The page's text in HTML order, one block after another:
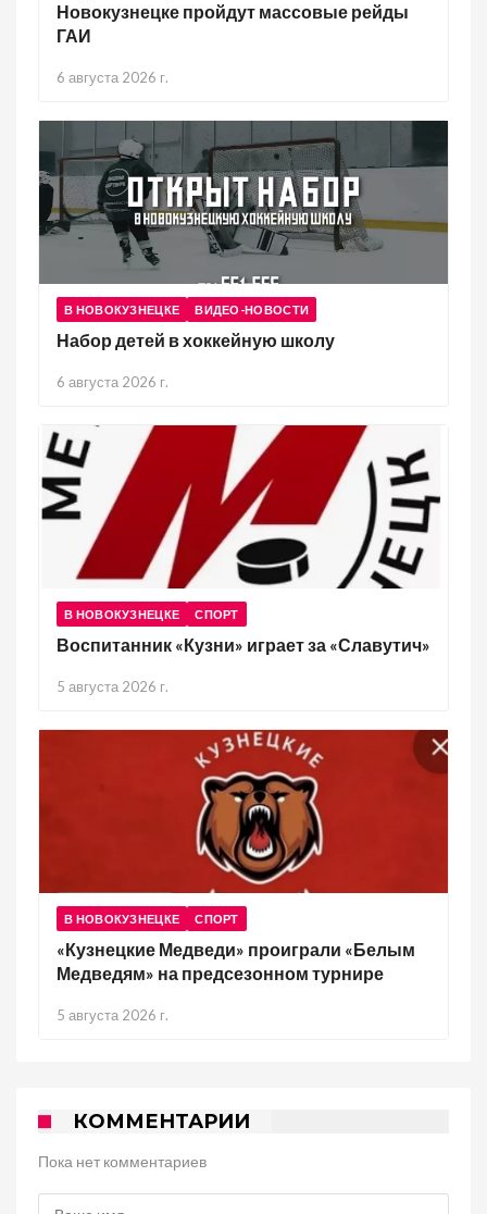
Новокузнецке пройдут массовые рейды
ГАИ
6 августа 2026 г.
В НОВОКУЗНЕЦКЕ ВИДЕО-НОВОСТИ
Набор детей в хоккейную школу
6 августа 2026 г.
В НОВОКУЗНЕЦКЕ СПОРТ
Воспитанник «Кузни» играет за «Славутич»
5 августа 2026 г.
В НОВОКУЗНЕЦКЕ СПОРТ
«Кузнецкие Медведи» проиграли «Белым
Медведям» на предсезонном турнире
5 августа 2026 г.
КОММЕНТАРИИ
Пока нет комментариев